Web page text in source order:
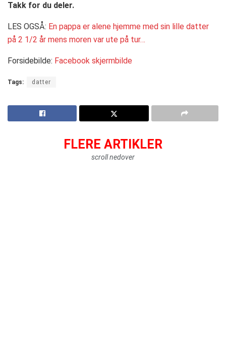
Takk for du deler.
LES OGSÅ: En pappa er alene hjemme med sin lille datter
på 2 1/2 år mens moren var ute på tur…
Forsidebilde: Facebook skjermbilde
Tags: datter
FLERE ARTIKLER
scroll nedover